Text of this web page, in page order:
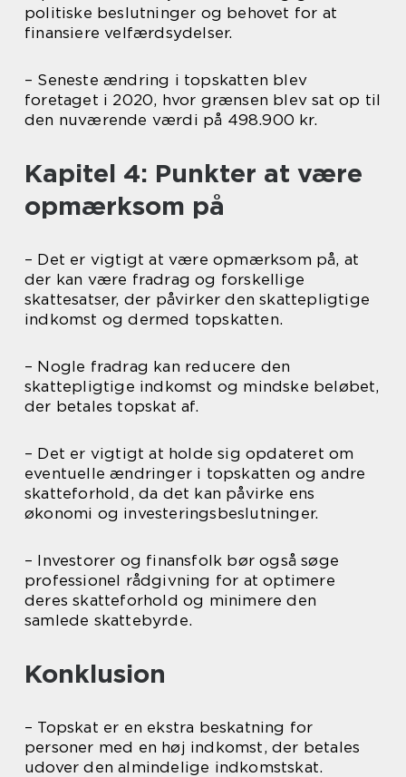
politiske beslutninger og behovet for at
finansiere velfærdsydelser.
– Seneste ændring i topskatten blev
foretaget i 2020, hvor grænsen blev sat op til
den nuværende værdi på 498.900 kr.
Kapitel 4: Punkter at være
opmærksom på
– Det er vigtigt at være opmærksom på, at
der kan være fradrag og forskellige
skattesatser, der påvirker den skattepligtige
indkomst og dermed topskatten.
– Nogle fradrag kan reducere den
skattepligtige indkomst og mindske beløbet,
der betales topskat af.
– Det er vigtigt at holde sig opdateret om
eventuelle ændringer i topskatten og andre
skatteforhold, da det kan påvirke ens
økonomi og investeringsbeslutninger.
– Investorer og finansfolk bør også søge
professionel rådgivning for at optimere
deres skatteforhold og minimere den
samlede skattebyrde.
Konklusion
– Topskat er en ekstra beskatning for
personer med en høj indkomst, der betales
udover den almindelige indkomstskat.